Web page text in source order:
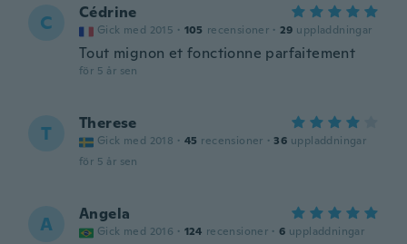
C Cédrine
Gick med 2015 · 105 recensioner · 29 uppladdningar
Tout mignon et fonctionne parfaitement
för 5 år sen
T Therese
Gick med 2018 · 45 recensioner · 36 uppladdningar
för 5 år sen
A Angela
Gick med 2016 · 124 recensioner · 6 uppladdningar